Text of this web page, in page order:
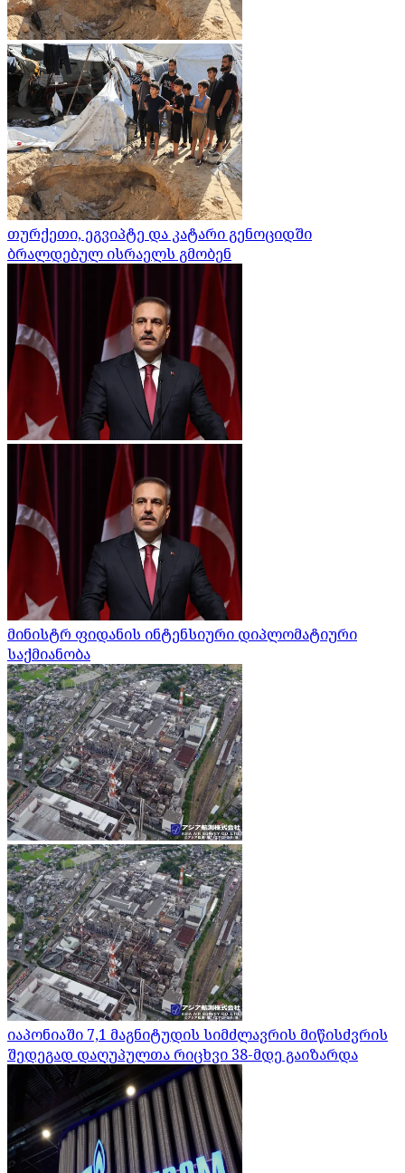
თურქეთი, ეგვიპტე და კატარი გენოციდში
ბრალდებულ ისრაელს გმობენ
მინისტრ ფიდანის ინტენსიური დიპლომატიური
საქმიანობა
იაპონიაში 7,1 მაგნიტუდის სიმძლავრის მიწისძვრის
შედეგად დაღუპულთა რიცხვი 38-მდე გაიზარდა